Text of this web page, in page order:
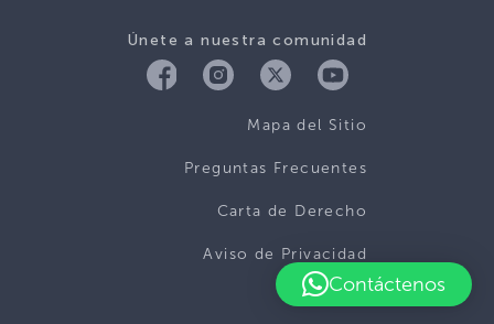
Contáctenos
Únete a nuestra comunidad
Mapa del Sitio
Preguntas Frecuentes
Carta de Derecho
Aviso de Privacidad